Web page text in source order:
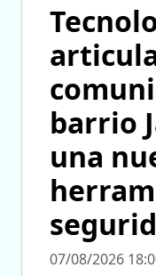
barrio
una
07/08/2026